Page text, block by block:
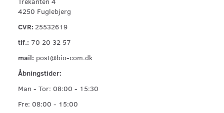
4250 Fuglebjerg
CVR: 25532619
tlf.: 70 20 32 57
mail: post@bio-com.dk
Åbningstider:
Man - Tor: 08:00 - 15:30
Fre: 08:00 - 15:00